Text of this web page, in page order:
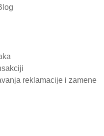
reklamacije i zamene